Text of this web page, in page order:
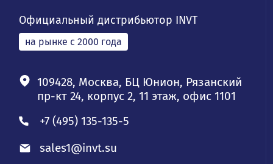
Официальный дистрибьютор INVT
на рынке с 2000 года
109428, Москва, БЦ Юнион, Рязанский
пр-кт 24, корпус 2, 11 этаж, офис 1101
+7 (495) 135-135-5
sales1@invt.su